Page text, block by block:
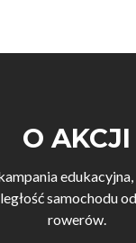
O AKCJI
samochodu
rowerów.